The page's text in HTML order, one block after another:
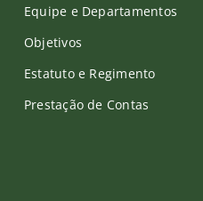
Equipe e Departamentos
Objetivos
Estatuto e Regimento
Prestação de Contas